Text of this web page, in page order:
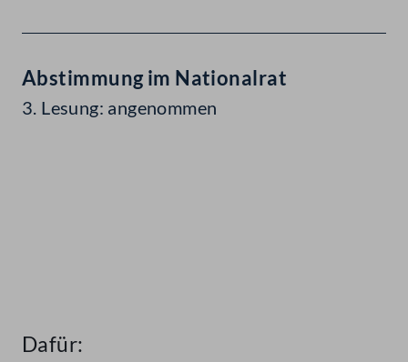
Abstimmung im Nationalrat
3. Lesung: angenommen
Dafür: